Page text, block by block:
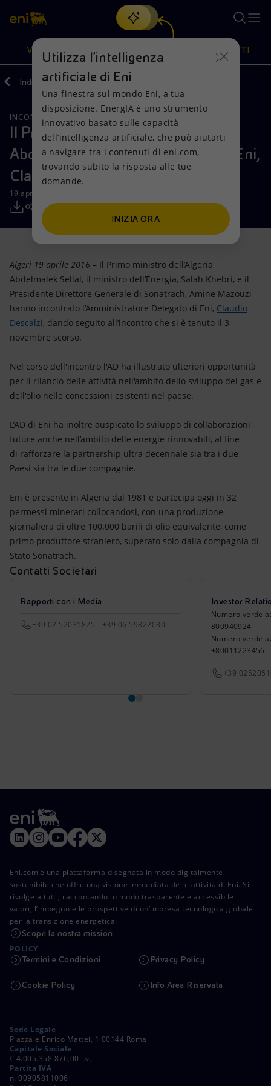
Cerca
scopri EnergIA, la nostra nuova soluzione di intelligenza
artificiale.
VISIONE
Visione
Mission e valori
Persone e Partnership
Net Zero
Modello satellitare
Energia accessibile
Innovazione
Scenari energetici
Azioni
Diversificazione energetica
Tecnologie per la transizione
Collaborazioni per l'innovazione
Attività nel mondo
PRODOTTI
Prodotti
Casa
Imprese
Mobilità
Indietro Media Comunicati Stampa
INCONTRI E ACCORDI RISORSE NATURALI
Il Primo Ministro dell'Algeria,
Abdelmalek Sellal incontra l'AD di Eni,
Claudio Descalzi
19 aprile 2016 - 19:05 CEST
Algeri 19 aprile 2016 – Il Primo ministro dell’Algeria,
Abdelmalek Sellal, il ministro dell’Energia, Salah Khebri, e il
Presidente Direttore Generale di Sonatrach, Amine Mazouzi
hanno incontrato l’Amministratore Delegato di Eni, Claudio
Descalzi, dando seguito all’incontro che si è tenuto il 3
novembre scorso.
Nel corso dell'incontro l'AD ha illustrato ulteriori opportunità
per il rilancio delle attività nell'ambito dello sviluppo del gas e
dell'olio nelle concessioni esistenti nel paese.
L’AD di Eni ha inoltre auspicato lo sviluppo di collaborazioni
future anche nell’ambito delle energie rinnovabili, al fine
di rafforzare la partnership ultra decennale sia tra i due
Paesi sia tra le due compagnie.
Eni è presente in Algeria dal 1981 e partecipa oggi in 32
permessi minerari collocandosi, con una produzione
giornaliera di oltre 100.000 barili di olio equivalente, come
primo produttore straniero, superato solo dalla compagnia di
Stato Sonatrach.
Contatti Societari
Rapporti con i Media
+39 02 52031875 - +39 06 59822030
Investor
Numero verde
800940924
Numero verde
+80011223456
+39
Eni.com è una piattaforma disegnata in modo digitalmente
sostenibile che offre una visione immediata delle attività di Eni. Si
rivolge a tutti, raccontando in modo trasparente e accessibile i
valori, l’impegno e le prospettive di un’impresa tecnologica globale
per la transizione energetica.
Scopri la nostra mission
POLICY
Termini e Condizioni Privacy Policy
Cookie Policy Info Area Riservata
Sede Legale
Piazzale Enrico Mattei, 1 00144 Roma
Capitale Sociale
€ 4.005.358.876,00 i.v.
Partita IVA
n. 00905811006
Utilizza l'intelligenza
artificiale di Eni
Una finestra sul mondo Eni, a tua
disposizione. EnergIA è uno strumento
innovativo basato sulle capacità
dell’intelligenza artificiale, che può aiutarti
a navigare tra i contenuti di eni.com,
trovando subito la risposta alle tue
domande.
INIZIA ORA